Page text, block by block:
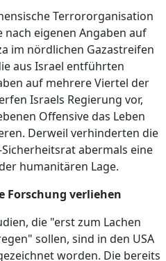
Terrororganisation
nach eigenen Angaben auf
im nördlichen Gazastreifen
aus Israel entführten
auf mehrere Viertel der
Israels Regierung vor,
Offensive das Leben
Derweil verhinderten die
abermals eine
humanitären Lage.
Forschung verliehen
die "erst zum Lachen
sollen, sind in den USA
worden. Die bereits